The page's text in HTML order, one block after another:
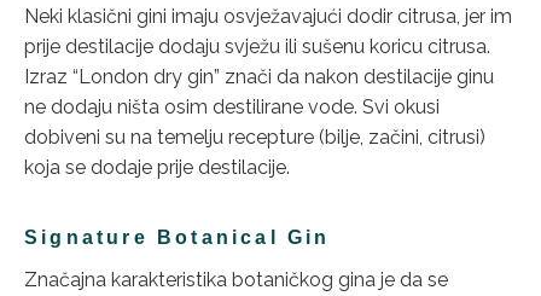
Neki klasični gini imaju osvježavajući dodir citrusa, jer im
prije destilacije dodaju svježu ili sušenu koricu citrusa.
Izraz “London dry gin” znači da nakon destilacije ginu
ne dodaju ništa osim destilirane vode. Svi okusi
dobiveni su na temelju recepture (bilje, začini, citrusi)
koja se dodaje prije destilacije.
Signature Botanical Gin
Značajna karakteristika botaničkog gina je da se